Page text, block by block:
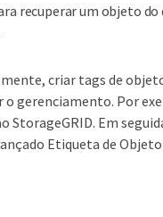
recuperar um objeto do
criar tags de
gerenciamento. Por
StorageGRID. Em
Etiqueta de